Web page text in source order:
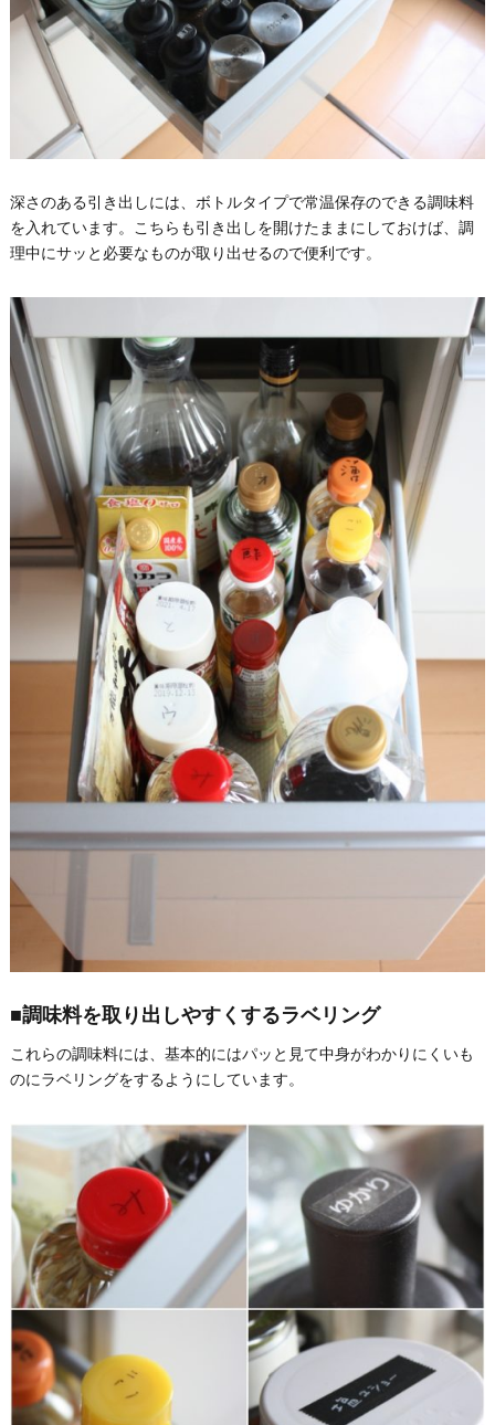
深さのある引き出しには、ボトルタイプで常温保存のできる調味料
を入れています。こちらも引き出しを開けたままにしておけば、調
理中にサッと必要なものが取り出せるので便利です。
■調味料を取り出しやすくするラベリング
これらの調味料には、基本的にはパッと見て中身がわかりにくいも
のにラベリングをするようにしています。